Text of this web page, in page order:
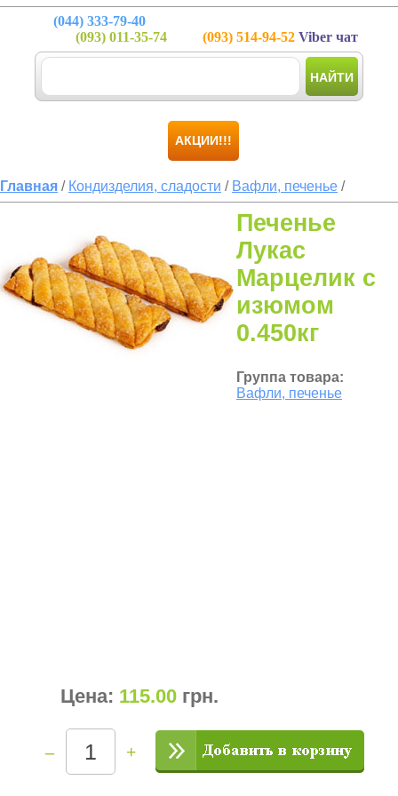
(044) 333-79-40
(093) 011-35-74 (093) 514-94-52 Viber чат
НАЙТИ
АКЦИИ!!!
Главная / Кондизделия, сладости / Вафли, печенье /
Печенье
Лукас
Марцелик с
изюмом
0.450кг
Группа товара:
Вафли, печенье
Цена: 115.00 грн.
– +